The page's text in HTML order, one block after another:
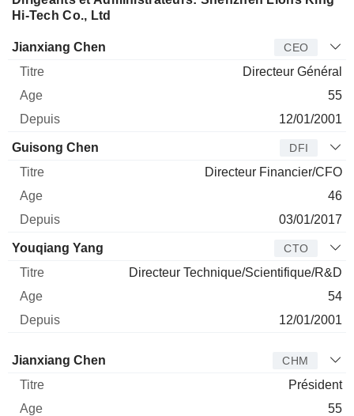
Hi-Tech Co., Ltd
Dirigeant Titre Age
Jianxiang Chen CEO
Directeur Général
55
12/01/2001
Guisong Chen DFI
Directeur Financier/CFO
46
03/01/2017
Youqiang Yang CTO
Directeur Technique/Scientifique/R&D
54
12/01/2001
Administrateur Titre
Jianxiang Chen CHM
Président
55